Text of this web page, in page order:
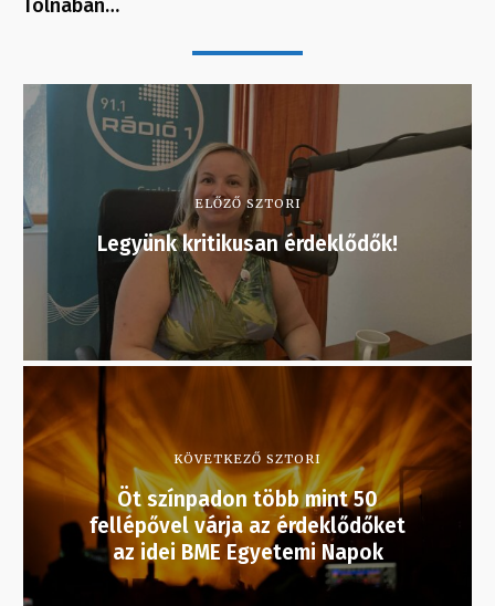
Tolnában…
ELŐZŐ SZTORI
Legyünk kritikusan érdeklődők!
KÖVETKEZŐ SZTORI
Öt színpadon több mint 50
fellépővel várja az érdeklődőket
az idei BME Egyetemi Napok